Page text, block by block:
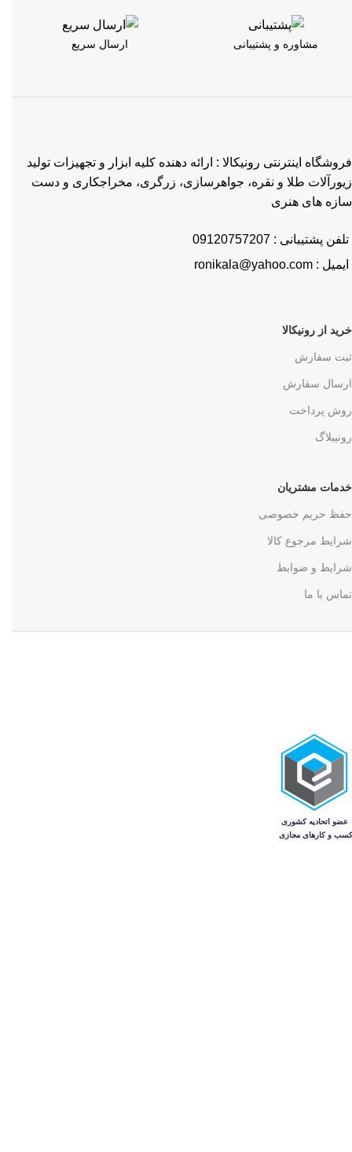
مشاوره و پشتیبانی ارسال سریع
فروشگاه اینترنتی رونیکالا : ارائه دهنده کلیه ابزار و تجهیزات تولید
زیورآلات طلا و نقره، جواهرسازی، زرگری، مخراجکاری و دست
سازه های هنری
تلفن پشتیبانی : 09120757207
ایمیل : ronikala@yahoo.com
خرید از رونیکالا
ثبت سفارش
ارسال سفارش
روش پرداخت
رونیبلاگ
خدمات مشتریان
حفظ حریم خصوصی
شرایط مرجوع کالا
شرایط و ضوابط
تماس با ما